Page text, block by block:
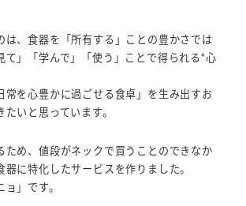
は、食器を「所有する」ことの豊かさでは
て」「学んで」「使う」ことで得られる“心
常を心豊かに過ごせる食卓」を生み出すお
いと思っています。
ため、値段がネックで買うことのできなか
器に特化したサービスを作りました。
」です。